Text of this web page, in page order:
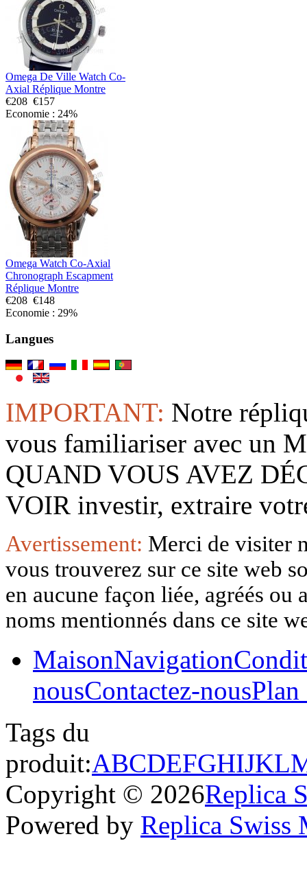
Omega De Ville Watch Co-
Axial Réplique Montre
€208 €157
Economie : 24%
Omega Watch Co-Axial
Chronograph Escapment
Réplique Montre
€208 €148
Economie : 29%
Langues
IMPORTANT: Notre
vous familiariser avec un
QUAND VOUS AVEZ
VOIR investir, extraire
Avertissement: Merci de visiter
vous trouverez sur ce site web
en aucune façon liée, agréés
noms mentionnés dans ce site
MaisonNavigation
nousContactez-nousPlan
Tags du
produit:ABCDEFGHIJKL
Copyright © 2026Replica
Powered by Replica Swiss